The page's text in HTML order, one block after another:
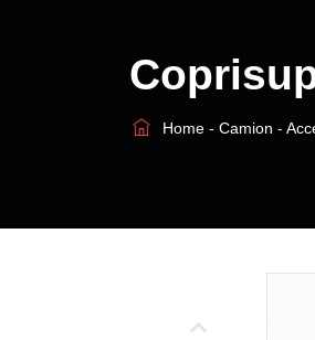
Home-Camion-